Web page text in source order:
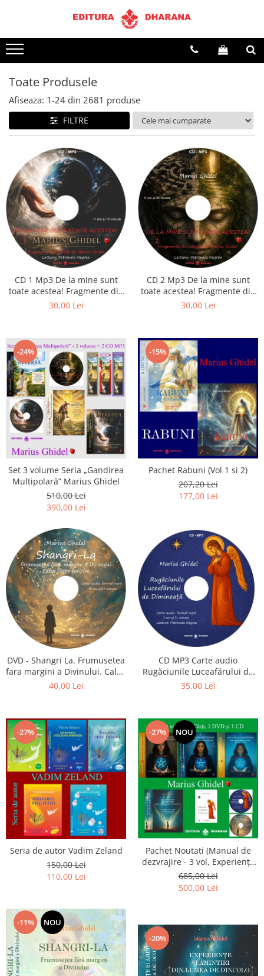
Terapii
Dietoterapie
Toate Produsele
Afiseaza: 1-24 din 2681 produse
FILTRE
CD 1 Mp3 De la mine sunt
toate acestea! Fragmente din
cărțile lui Marius Ghidel
30,00 Lei
CD 2 Mp3 De la mine sunt
toate acestea! Fragmente din
cărțile lui Marius Ghidel
30,00 Lei
-24%
Set 3 volume Seria „Gandirea
Multipolară” Marius Ghidel
510,00 Lei
390,00 Lei
-15%
Pachet Rabuni (Vol 1 si 2)
207,20 Lei
177,00 Lei
DVD - Shangri La. Frumusetea
fara margini a Divinului. Calea
catre fericire
40,00 Lei
CD MP3 Carte audio
Rugăciunile Luceafărului de
dimineață
35,00 Lei
-27%
Seria de autor Vadim Zeland
150,00 Lei
110,00 Lei
-27% NOU
Pachet Noutati (Manual de
dezvrajire - 3 vol, Experiențe
și amintiri, Rugăciunile
Luceafarului de dimineata) -
Marius Ghidel
685,00 Lei
500,00 Lei
-11% NOU
-20%